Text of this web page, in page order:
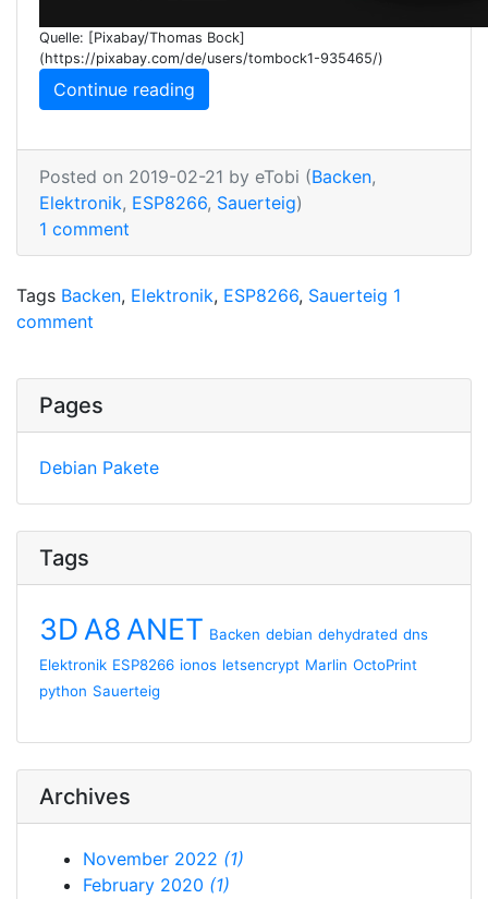
Quelle: [Pixabay/Thomas Bock]
(https://pixabay.com/de/users/tombock1-935465/)
Continue reading
Posted on 2019-02-21 by eTobi (Backen,
Elektronik, ESP8266, Sauerteig)
1 comment
Tags Backen, Elektronik, ESP8266, Sauerteig 1
comment
Pages
Debian Pakete
Tags
3D A8 ANET Backen debian dehydrated dns
Elektronik ESP8266 ionos letsencrypt Marlin OctoPrint
python Sauerteig
Archives
November 2022 (1)
February 2020 (1)